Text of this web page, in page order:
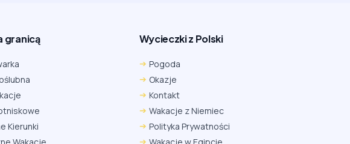
granicą
Kierunki
Wycieczki z Polski
Pogoda
Okazje
Kontakt
Wakacje z Niemiec
Polityka Prywatności
Edge
Ustawienia → Prywatność i bezpieczeństwo → Pliki
cookie innych firm → ustaw „Zezwalaj”.
Na czas rezerwacji nie blokuj cookies i śledzenia dla tej
Na czas rezerwacji nie korzystaj z trybu incognito.